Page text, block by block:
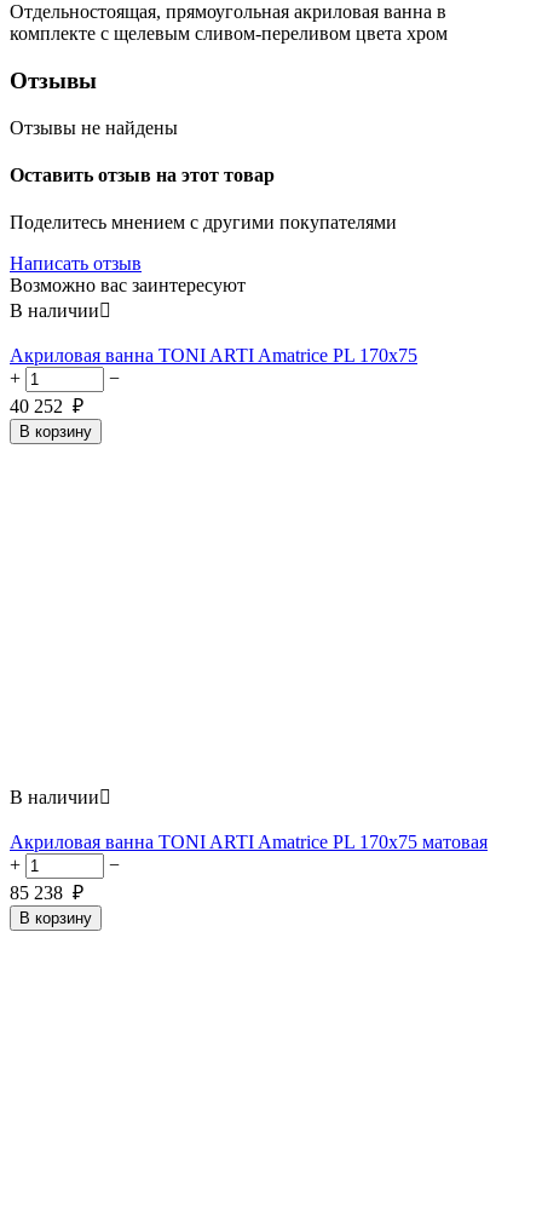
Отдельностоящая, прямоугольная акриловая ванна в
комплекте с щелевым сливом-переливом цвета хром
Отзывы
Отзывы не найдены
Оставить отзыв на этот товар
Поделитесь мнением с другими покупателями
Написать отзыв
Возможно вас заинтересуют
В наличии
Акриловая ванна TONI ARTI Amatrice PL 170x75
+
−
40 252 ₽
В корзину
В наличии
Акриловая ванна TONI ARTI Amatrice PL 170x75 матовая
+
−
85 238 ₽
В корзину